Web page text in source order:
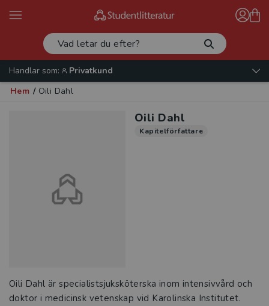
Handlar som:
Privatkund
Hem / Oili Dahl
Oili Dahl
Kapitelförfattare
Oili Dahl är specialistsjuksköterska inom intensivvård och
doktor i medicinsk vetenskap vid Karolinska Institutet.